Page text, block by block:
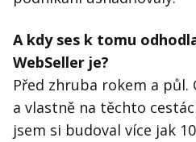
A kdy ses k tomu
WebSeller je?
Před zhruba rokem a půl.
a vlastně na těchto
jsem si budoval více jak